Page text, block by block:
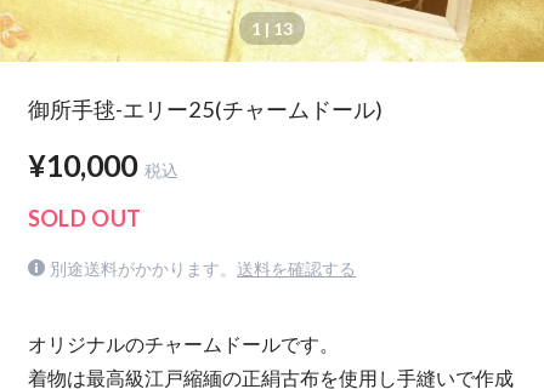
1 | 13
御所手毬-エリー25(チャームドール)
¥10,000 税込
SOLD OUT
別途送料がかかります。 送料を確認する
オリジナルのチャームドールです。
着物は最高級江戸縮緬の正絹古布を使用し手縫いで作成